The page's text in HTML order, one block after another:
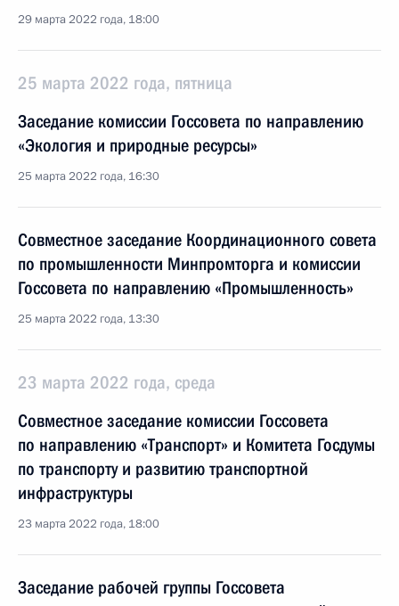
29 марта 2022 года, 18:00
25 марта 2022 года, пятница
Заседание комиссии Госсовета по направлению
«Экология и природные ресурсы»
25 марта 2022 года, 16:30
Совместное заседание Координационного совета
по промышленности Минпромторга и комиссии
Госсовета по направлению «Промышленность»
25 марта 2022 года, 13:30
23 марта 2022 года, среда
Совместное заседание комиссии Госсовета
по направлению «Транспорт» и Комитета Госдумы
по транспорту и развитию транспортной
инфраструктуры
23 марта 2022 года, 18:00
Заседание рабочей группы Госсовета